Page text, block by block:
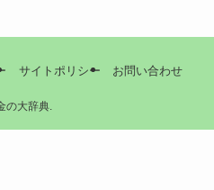
サイトポリシー お問い合わせ
の大辞典.